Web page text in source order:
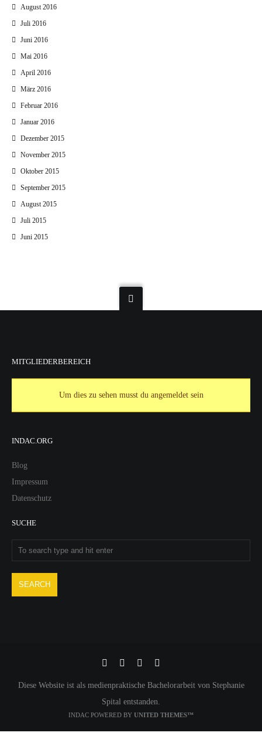
August 2016
Juli 2016
Juni 2016
Mai 2016
April 2016
März 2016
Februar 2016
Januar 2016
Dezember 2015
November 2015
Oktober 2015
September 2015
August 2015
Juli 2015
Juni 2015
MITGLIEDERBEREICH
Um dies zu sehen musst du angemeldet sein
INDAC.ORG
Blog
Impressum
Datenschutz
SUCHE
Diese Website ist als medienpraktische Bachelorarbeit von Stephanie
Spital entstanden.
INDAC POWERED BY UNITED THEMES™